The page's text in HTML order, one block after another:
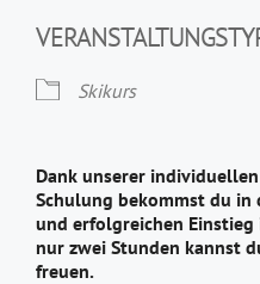
Skikurs
Dank unserer
Schulung bekommst du in
und erfolgreichen Einstieg
nur zwei Stunden kannst
freuen.